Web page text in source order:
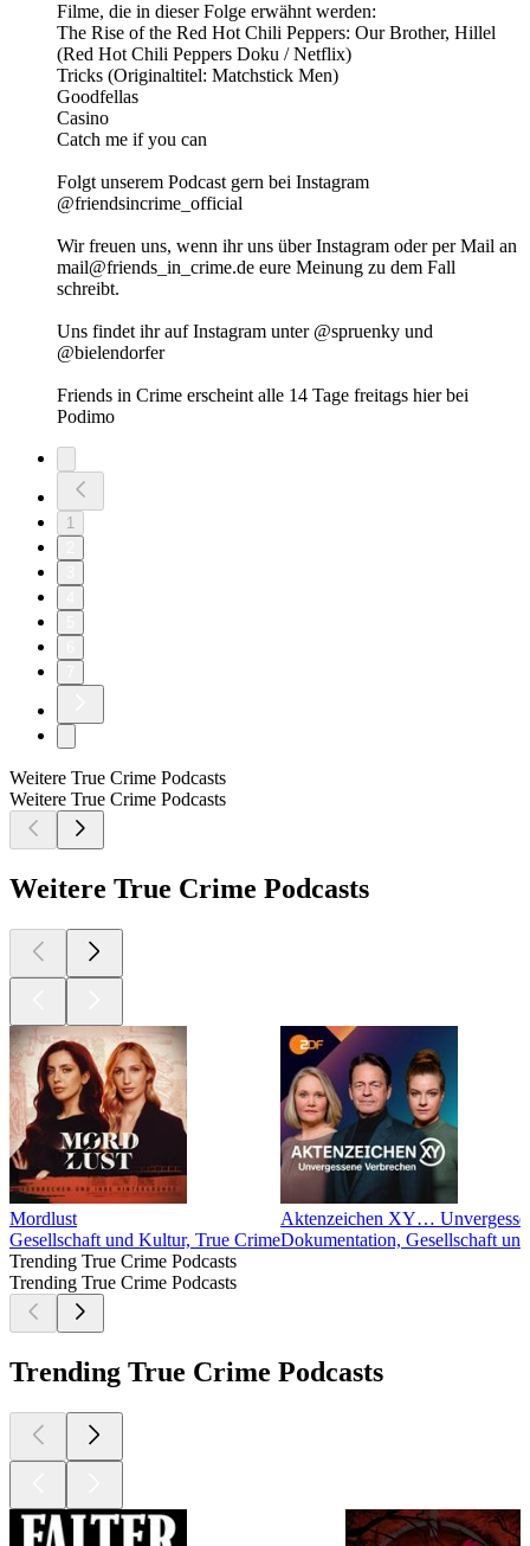
Filme, die in dieser Folge erwähnt werden:
The Rise of the Red Hot Chili Peppers: Our Brother, Hillel
(Red Hot Chili Peppers Doku / Netflix)
Tricks (Originaltitel: Matchstick Men)
Goodfellas
Casino
Catch me if you can
Folgt unserem Podcast gern bei Instagram
@friendsincrime_official
Wir freuen uns, wenn ihr uns über Instagram oder per Mail an
mail@friends_in_crime.de eure Meinung zu dem Fall
schreibt.
Uns findet ihr auf Instagram unter @spruenky und
@bielendorfer
Friends in Crime erscheint alle 14 Tage freitags hier bei
Podimo
1
Weitere True Crime Podcasts
Weitere True Crime Podcasts
Weitere True Crime Podcasts
Mordlust
Gesellschaft und Kultur, True Crime
Aktenzeichen XY…
Dokumentation, Gesellschaft
Trending True Crime Podcasts
Trending True Crime Podcasts
Trending True Crime Podcasts